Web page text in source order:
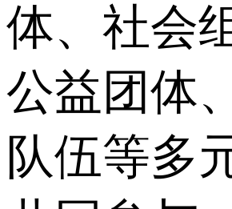
体、社会
公益团体
队伍等多